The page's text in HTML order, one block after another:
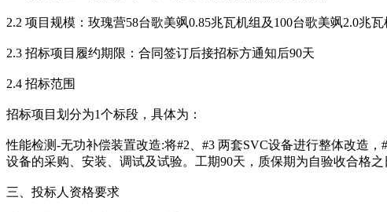
2.2 项目规模：玫瑰营58台歌美飒0.85兆瓦机组及100台歌美飒2.0兆
2.3 招标项目履约期限：合同签订后接招标方通知后90天
2.4 招标范围
招标项目划分为1个标段，具体为：
性能检测-无功补偿装置改造:将#2、#3 两套SVC设备进行整体改造
设备的采购、安装、调试及试验。工期90天，质保期为自验收合格之
三、投标人资格要求